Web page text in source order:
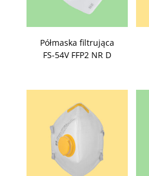
Półmaska filtrująca
FS-54V FFP2 NR D